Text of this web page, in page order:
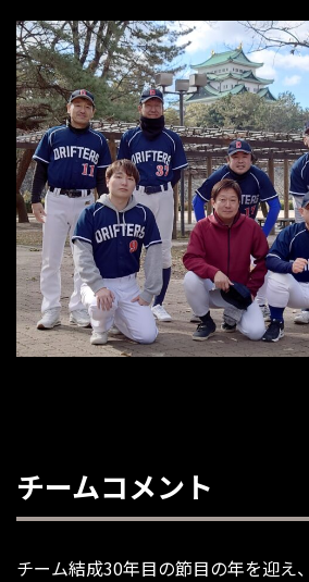
チームコメント
チーム結成30年目の節目の年を迎え